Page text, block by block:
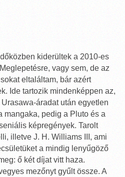
Időközben kiderültek a 2010-es
vagy sem, de az
eltaláltam, bár azért
Ide tartozik mindenképpen az,
áradat után egyetlen
mangaka, pedig a Pluto és a
képregények. Tarolt
illetve J. H. Williams III, ami
a mindig lenyűgöző
ő két díjat vitt haza.
mezőnyt gyűlt össze. A